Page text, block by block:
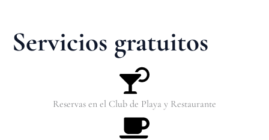
Servicios gratuitos
Reservas en el Club de Playa y Restaurante